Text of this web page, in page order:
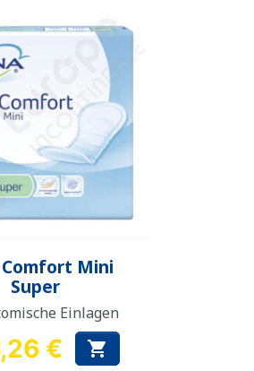
Vorschau
Comfort Mini
Super
Einlagen
€ 